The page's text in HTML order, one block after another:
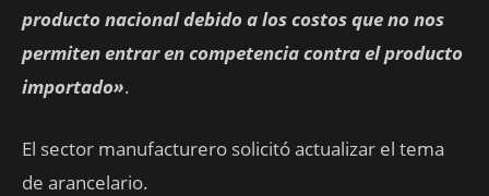
producto nacional debido a los costos que no nos
permiten entrar en competencia contra el producto
importado».
El sector manufacturero solicitó actualizar el tema
de arancelario.